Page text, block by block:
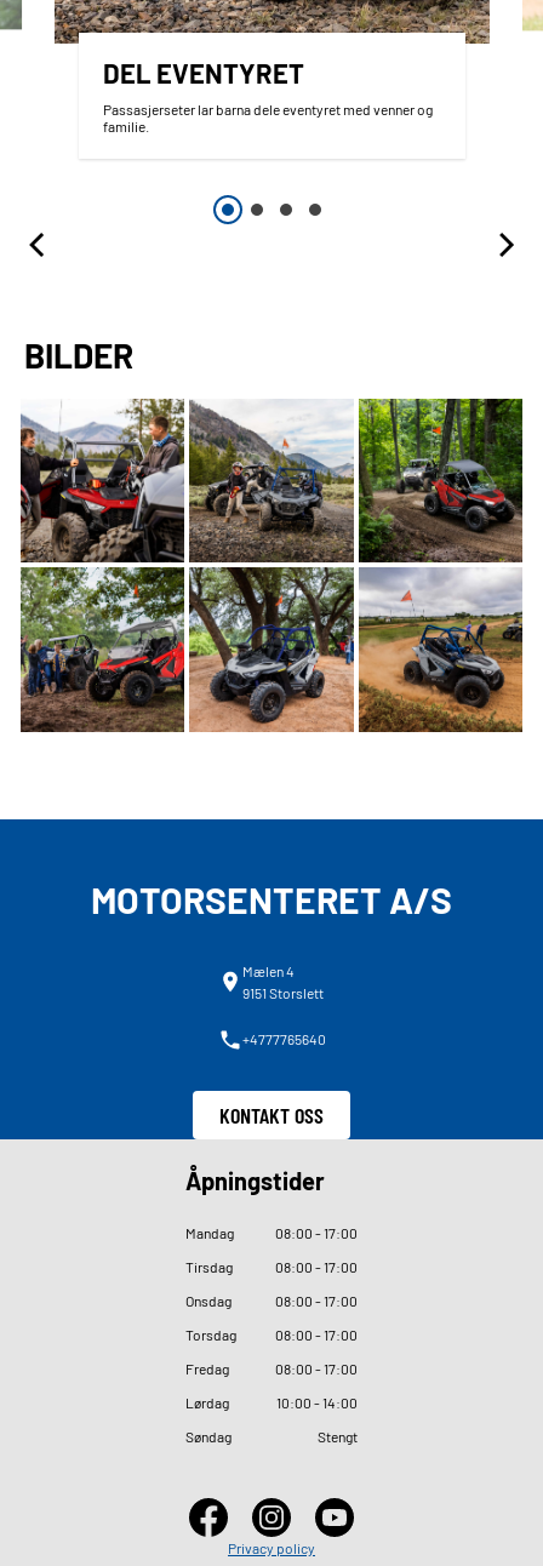
DEL EVENTYRET
Passasjerseter lar barna dele eventyret med venner og
familie.
BILDER
MOTORSENTERET A/S
Mælen 4
9151 Storslett
+4777765640
KONTAKT OSS
Åpningstider
Mandag 08:00 - 17:00
Tirsdag
08:00 - 17:00
Onsdag
08:00 - 17:00
Torsdag
08:00 - 17:00
Fredag
08:00 - 17:00
Lørdag
10:00 - 14:00
Søndag
Stengt
Privacy policy